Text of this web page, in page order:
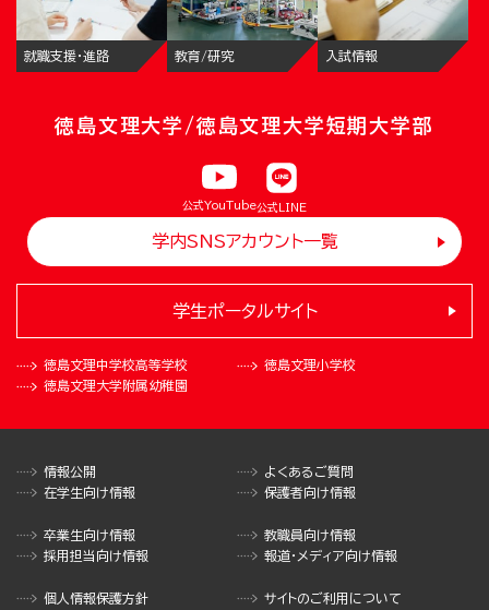
就職支援・進路 教育/研究 入試情報
徳島文理大学/徳島文理大学短期大学部
公式YouTube公式LINE
学内SNSアカウント一覧
徳島文理中学校高等学校
徳島文理小学校
徳島文理大学附属幼稚園
学生ポータルサイト
情報公開
よくあるご質問
在学生向け情報
保護者向け情報
卒業生向け情報
教職員向け情報
採用担当向け情報
報道・メディア向け情報
個人情報保護方針 サイトのご利用について